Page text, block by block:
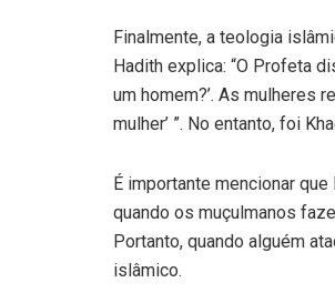
Finalmente, a teologia
Hadith explica: “O Profeta
um homem?’. As mulheres
mulher’ ”. No entanto, foi
É importante mencionar
quando os muçulmanos
Portanto, quando alguém
islâmico.